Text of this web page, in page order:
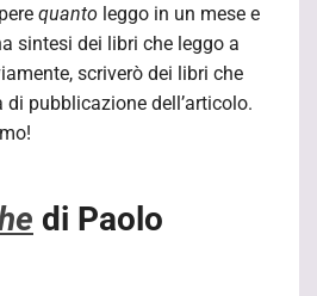
quanto leggo in un mese e
sintesi dei libri che leggo a
scriverò dei libri che
pubblicazione dell’articolo.
di Paolo